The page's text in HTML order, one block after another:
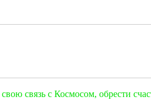
связь с Космосом, обрести